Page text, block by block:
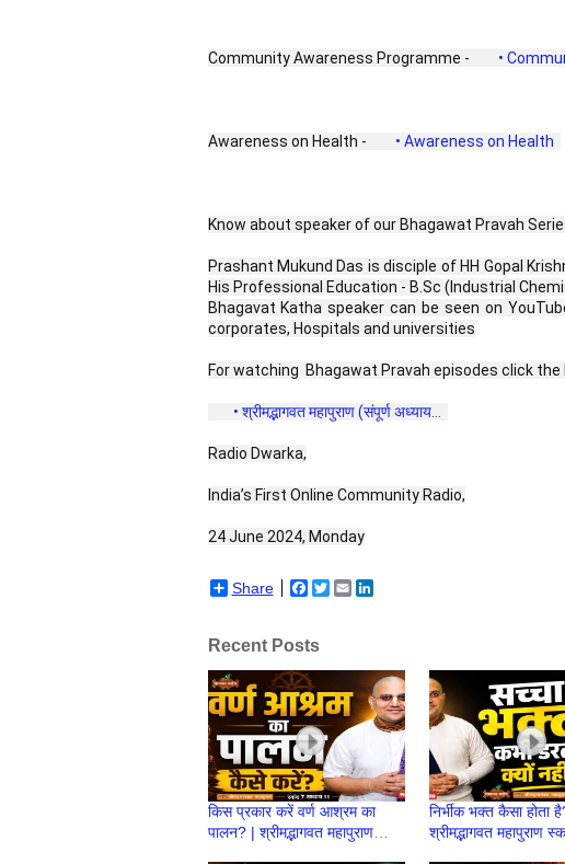
Community Awareness Programme - •
Awareness on Health - • Awareness on Health
Know about speaker of our Bhagawat Pravah
Prashant Mukund Das is disciple of HH Gopal
His Professional Education - B.Sc (Industrial
Bhagavat Katha speaker can be seen on
corporates, Hospitals and universities
For watching  Bhagawat Pravah episodes click the
• श्रीमद्भागवत महापुराण (संपूर्ण अध्याय...
Radio Dwarka,
India’s First Online Community Radio,
24 June 2024, Monday
Share Facebook
Twitter
EmailLinkedIn
Recent Posts
किस प्रकार करें वर्ण आश्रम का
पालन? | श्रीमद्भागवत महापुराण
निर्भीक भक्त कैसा होता
श्रीमद्भागवत महापुराण